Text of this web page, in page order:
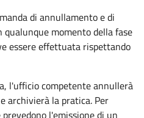
di annullamento e di
momento della fase
essere effettuata rispettando
l'ufficio competente annullerà
archivierà la pratica. Per
l'emissione di un